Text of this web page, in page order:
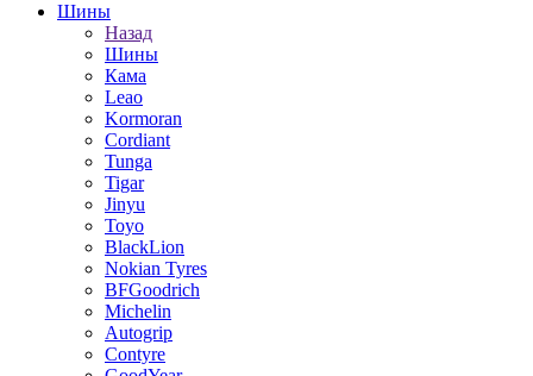
Шины
Назад
Шины
Кама
Leao
Kormoran
Cordiant
Tunga
Tigar
Jinyu
Toyo
BlackLion
Nokian Tyres
BFGoodrich
Michelin
Autogrip
Contyre